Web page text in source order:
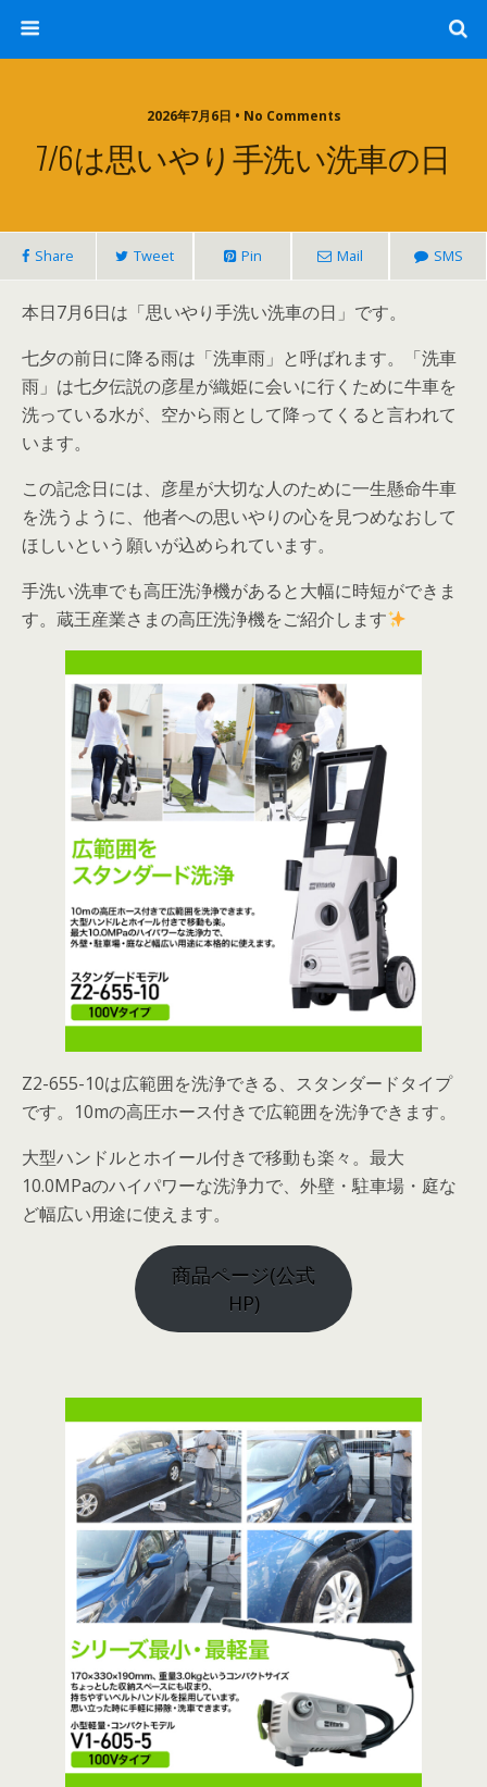
2026年7月6日 • No Comments
7/6は思いやり手洗い洗車の日
Share Tweet Pin Mail SMS
本日7月6日は「思いやり手洗い洗車の日」です。
七夕の前日に降る雨は「洗車雨」と呼ばれます。「洗車
雨」は七夕伝説の彦星が織姫に会いに行くために牛車を
洗っている水が、空から雨として降ってくると言われて
います。
この記念日には、彦星が大切な人のために一生懸命牛車
を洗うように、他者への思いやりの心を見つめなおして
ほしいという願いが込められています。
手洗い洗車でも高圧洗浄機があると大幅に時短ができま
す。蔵王産業さまの高圧洗浄機をご紹介します
Z2-655-10は広範囲を洗浄できる、スタンダードタイプ
です。10mの高圧ホース付きで広範囲を洗浄できます。
大型ハンドルとホイール付きで移動も楽々。最大
10.0MPaのハイパワーな洗浄力で、外壁・駐車場・庭な
ど幅広い用途に使えます。
商品ページ(公式
HP)